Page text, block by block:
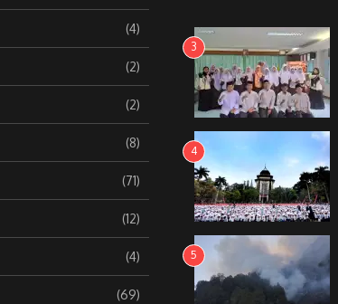
(4)
(2)
(2)
(8)
(71)
(12)
(4)
(69)
3
4
5